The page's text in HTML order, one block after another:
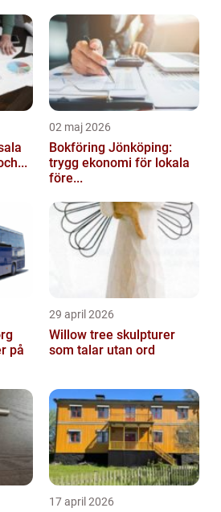
02 maj 2026
Bokföring Jönköping:
trygg ekonomi för lokala
före...
på
29 april 2026
Willow tree skulpturer
som talar utan ord
17 april 2026